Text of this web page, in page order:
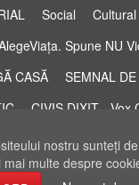
nostru sunteţi
mai multe despre
Social Cultural
Spune NU
CASĂ
SEMNAL
CIVIS DIXIT - Vox
de Sănătate